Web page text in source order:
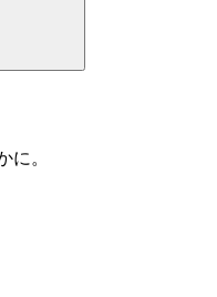
に。